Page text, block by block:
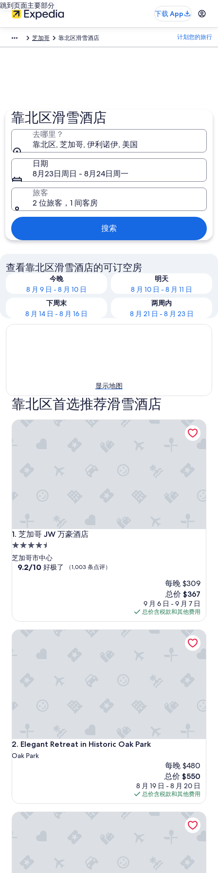
跳到页面主要部分
下载 App
芝加哥 靠北区滑雪酒店​ 计划您的旅行
靠北区滑雪酒店
去哪里？
靠北区, 芝加哥, 伊利诺伊, 美国
日期
8月23日周日 - 8月24日周一
旅客
2 位旅客，1 间客房
搜索
查看靠北区滑雪酒店的可订空房
今晚
8 月 9 日 - 8 月 10 日
明天
8 月 10 日 - 8 月 11 日
下周末
8 月 14 日 - 8 月 16 日
两周内
8 月 21 日 - 8 月 23 日
显示地图
靠北区首选推荐滑雪酒店
1. 芝加哥 JW 万豪酒店
芝加哥 JW 万豪酒店
4.5
星
住
芝加哥市中心
9.2
极
了，
9.2/10 好极了 （1,003 条点评）
每晚 $309
新
价
格
$367
总价 $367
9 月 6 日 - 9 月 7 日
总价含税款和其他费用
芝加哥 JW 万豪酒店
2. Elegant Retreat in Historic Oak Park
Elegant Retreat in Historic Oak Park
Oak Park
每晚 $480
新
价
格
$550
总价 $550
8 月 19 日 - 8 月 20 日
总价含税款和其他费用
Elegant Retreat in Historic Oak Park
威斯汀芝加哥隆巴德酒店